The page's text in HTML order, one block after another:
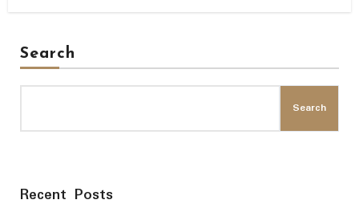
Search
Search
Recent Posts